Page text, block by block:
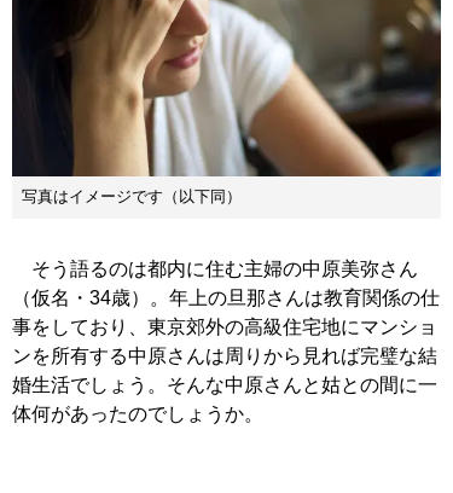
写真はイメージです（以下同）
そう語るのは都内に住む主婦の中原美弥さん
（仮名・34歳）。年上の旦那さんは教育関係の仕
事をしており、東京郊外の高級住宅地にマンショ
ンを所有する中原さんは周りから見れば完璧な結
婚生活でしょう。そんな中原さんと姑との間に一
体何があったのでしょうか。